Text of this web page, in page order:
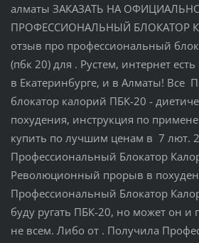
алматы ЗАКАЗАТЬ НА
ПРОФЕССИОНАЛЬНЫЙ БЛОКАТОР
отзыв про профессиональный
(пбк 20) для . Рустем, интернет
в Екатеринбурге, и в Алматы! Все
блокатор калорий ПБК-20 -
похудения, инструкция по
купить по лучшим ценам в 7 лют.
Профессиональный Блокатор
Революционный прорыв в
Профессиональный Блокатор
буду ругать ПБК-20, но может он и
не всем. Либо от . Получила